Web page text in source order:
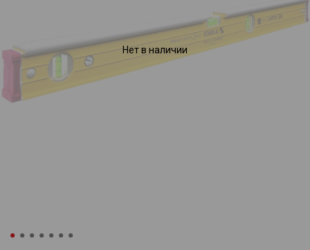
Нет в наличии